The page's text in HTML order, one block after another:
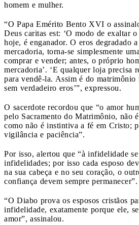
homem e mulher.
“O Papa Emérito Bento XVI o
Deus caritas est: ‘O modo de exaltar
hoje, é enganador. O eros degradado
mercadoria, torna-se simplesmente
comprar e vender; antes, o próprio
mercadoria’. ‘E qualquer loja precisa
para vendê-la. Assim é do matrimônio
sem verdadeiro eros’”, expressou.
O sacerdote recordou que “o amor
pelo Sacramento do Matrimônio, não
como não é instintiva a fé em Cristo;
vigilância e paciência”.
Por isso, alertou que “à infidelidade
infidelidades; por isso cada esposo
na sua cabeça e no seu coração, o
confiança devem sempre permanecer”.
“O Diabo prova os esposos cristãos
infidelidade, exatamente porque ele,
amor”, assinalou.